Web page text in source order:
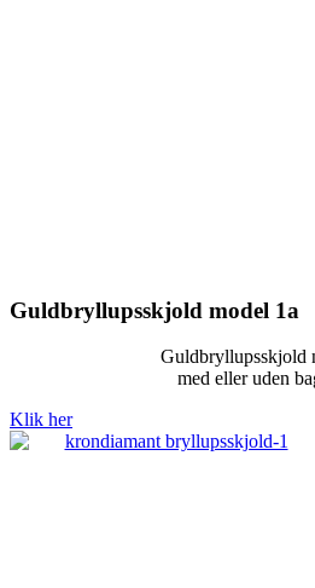
Guldbryllupsskjold model 1a
Guldbryllupsskjold
med eller uden
Klik her